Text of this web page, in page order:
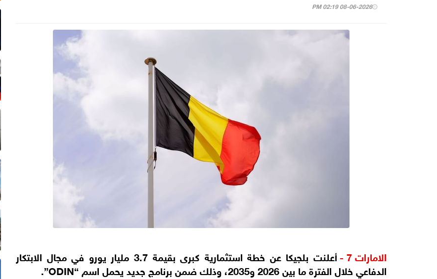
08-06-2026 02:19 PM
الامارات 7 -
أعلنت بلجيكا عن خطة استثمارية كبرى بقيمة 3.7 مليار يورو في مجال الابتكار
الدفاعي خلال الفترة ما بين 2026 و2035، وذلك ضمن برنامج جديد يحمل اسم “ODIN”.